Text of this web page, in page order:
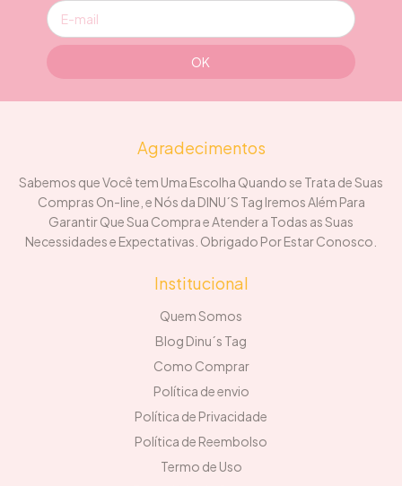
Agradecimentos
Sabemos que Você tem Uma Escolha Quando se Trata de Suas
Compras On-line, e Nós da DINU´S Tag Iremos Além Para
Garantir Que Sua Compra e Atender a Todas as Suas
Necessidades e Expectativas. Obrigado Por Estar Conosco.
Institucional
Quem Somos
Blog Dinu´s Tag
Como Comprar
Política de envio
Política de Privacidade
Política de Reembolso
Termo de Uso